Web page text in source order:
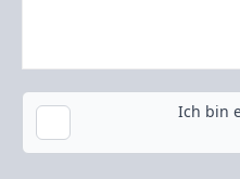
Kopie an meine E-